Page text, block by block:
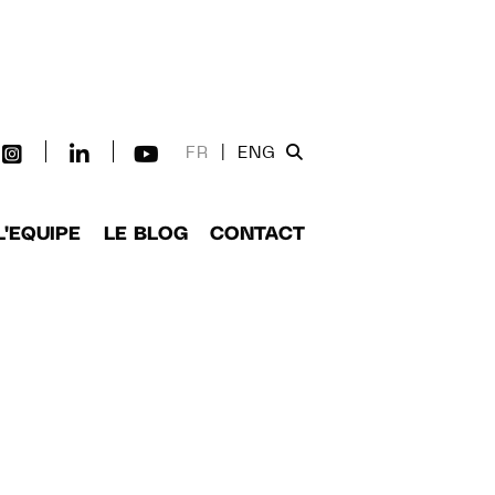
FR ENG
LE BLOG CONTACT